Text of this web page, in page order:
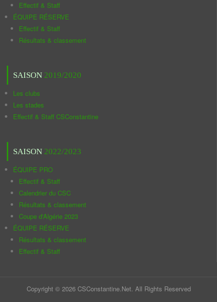
Effectif & Staff
ÉQUIPE RÉSERVE
Effectif & Staff
Résultats & classement
SAISON 2019/2020
Les clubs
Les stades
Effectif & Staff CSConstantine
SAISON 2022/2023
ÉQUIPE PRO
Effectif & Staff
Calendrier du CSC
Résultats & classement
Coupe d'Algérie 2023
ÉQUIPE RÉSERVE
Résultats & classement
Effectif & Staff
Copyright © 2026 CSConstantine.Net. All Rights Reserved